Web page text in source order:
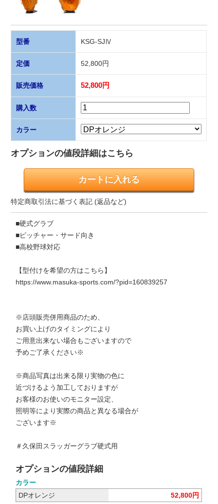
型番 KSG-SJⅣ
定価 52,800円
販売価格 52,800円
購入数
カラー
オプションの値段詳細はこちら
特定商取引法に基づく表記 (返品など)
■硬式グラブ
■ピッチャー・サード向き
■高校野球対応
【型付けを希望の方はこちら】
https://www.masuka-sports.com/?pid=160839257
※店頭販売併用商品のため、
お買い上げのタイミングにより
ご用意出来ない場合もございますので
予めご了承ください※
※商品写真は出来る限り実物の色に
近づけるよう加工しておりますが
お客様のお使いのモニター設定、
照明等により実際の商品と異なる場合が
ございます※
＃久保田スラッガーグラブ硬式用
オプションの値段詳細
カラー
DPオレンジ
52,800円